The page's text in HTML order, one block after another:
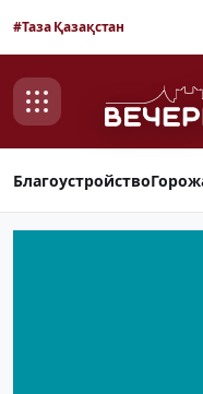
#Таза Қазақстан
Благоустройство